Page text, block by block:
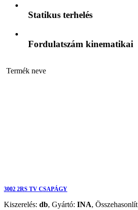
Statikus terhelés
Fordulatszám kinematikai
Termék neve
3002 2RS TV CSAPÁGY
Kiszerelés: db, Gyártó: INA, Összehasonlít